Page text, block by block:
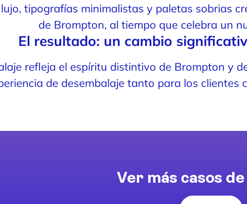
tipografías minimalistas y paletas sobrias
de Brompton, al tiempo que celebra un
El resultado: un cambio
refleja el espíritu distintivo de Brompton y
de desembalaje tanto para los clientes
Ver más casos